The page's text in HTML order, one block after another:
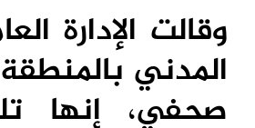
وقالت الإدارة
المدني